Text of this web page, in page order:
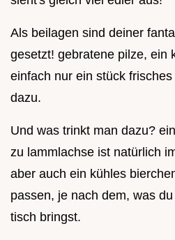
Als beilagen sind deiner
gesetzt! gebratene pilze, ein
einfach nur ein stück
dazu.
Und was trinkt man dazu?
zu lammlachse ist natürlich
aber auch ein kühles
passen, je nach dem, was
tisch bringst.